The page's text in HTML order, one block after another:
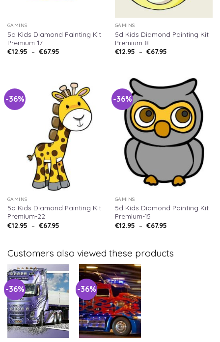
GAMINS
5d Kids Diamond Painting Kit
Premium-17
€12.95 – €67.95
GAMINS
5d Kids Diamond Painting Kit
Premium-8
€12.95 – €67.95
-36%
GAMINS
5d Kids Diamond Painting Kit
Premium-22
€12.95 – €67.95
-36%
GAMINS
5d Kids Diamond Painting Kit
Premium-15
€12.95 – €67.95
Customers also viewed these products
-36% -36%